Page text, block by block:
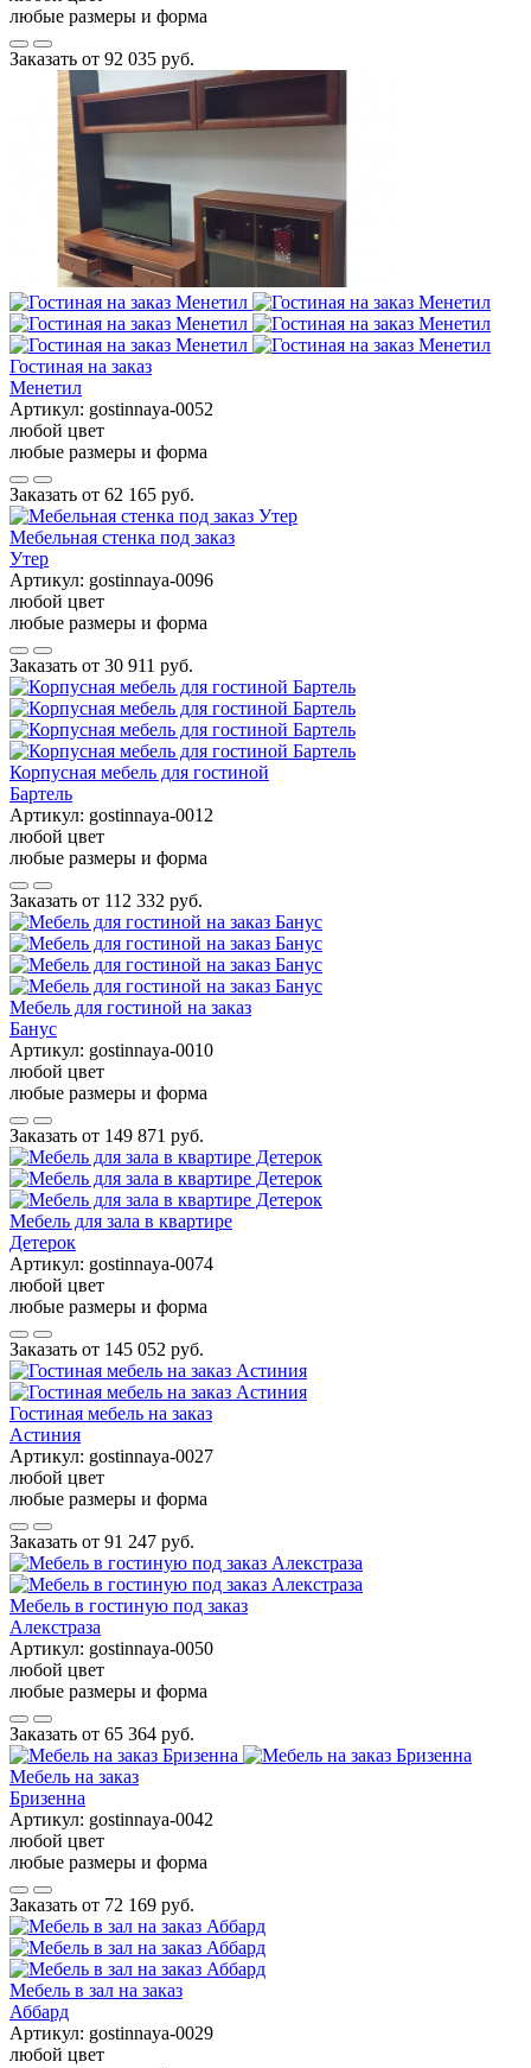
любые размеры и форма
Заказать от 92 035 руб.
Гостиная на заказ
Менетил
Артикул: gostinnaya-0052
любой цвет
любые размеры и форма
Заказать от 62 165 руб.
Мебельная стенка под заказ
Утер
Артикул: gostinnaya-0096
любой цвет
любые размеры и форма
Заказать от 30 911 руб.
Корпусная мебель для гостиной
Бартель
Артикул: gostinnaya-0012
любой цвет
любые размеры и форма
Заказать от 112 332 руб.
Мебель для гостиной на заказ
Банус
Артикул: gostinnaya-0010
любой цвет
любые размеры и форма
Заказать от 149 871 руб.
Мебель для зала в квартире
Детерок
Артикул: gostinnaya-0074
любой цвет
любые размеры и форма
Заказать от 145 052 руб.
Гостиная мебель на заказ
Астиния
Артикул: gostinnaya-0027
любой цвет
любые размеры и форма
Заказать от 91 247 руб.
Мебель в гостиную под заказ
Алекстраза
Артикул: gostinnaya-0050
любой цвет
любые размеры и форма
Заказать от 65 364 руб.
Мебель на заказ
Бризенна
Артикул: gostinnaya-0042
любой цвет
любые размеры и форма
Заказать от 72 169 руб.
Мебель в зал на заказ
Аббард
Артикул: gostinnaya-0029
любой цвет